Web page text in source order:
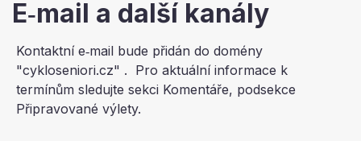
E‑mail a další kanály
Kontaktní e‑mail bude přidán do domény
"cykloseniori.cz" . Pro aktuální informace k
termínům sledujte sekci Komentáře, podsekce
Připravované výlety.